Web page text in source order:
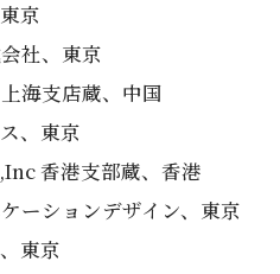
京
社、東京
海支店蔵、中国
、東京
香港支部蔵、香港
ーションデザイン、東京
東京